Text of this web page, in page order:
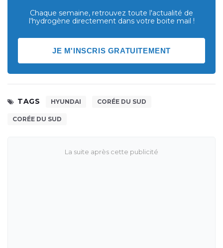
Chaque semaine, retrouvez toute l'actualité de
l'hydrogène directement dans votre boite mail !
JE M'INSCRIS GRATUITEMENT
TAGS HYUNDAI CORÉE DU SUD
CORÉE DU SUD